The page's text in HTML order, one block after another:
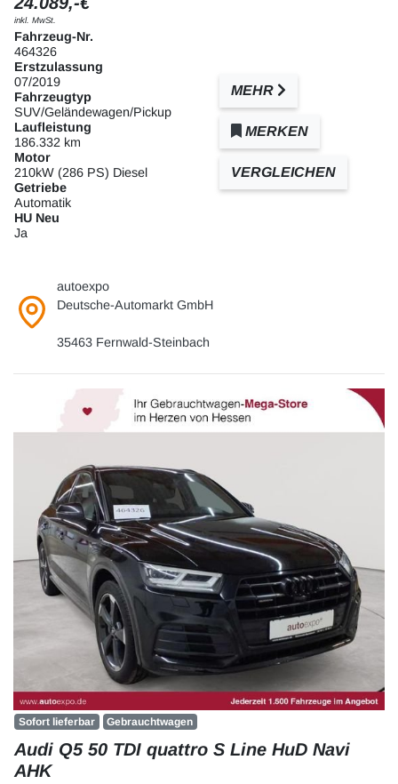
inkl. MwSt.
Fahrzeug-Nr.
464326
Erstzulassung
07/2019
Fahrzeugtyp
SUV/Geländewagen/Pickup
Laufleistung
186.332 km
Motor
210kW (286 PS) Diesel
Getriebe
Automatik
HU Neu
Ja
MEHR
MERKEN
VERGLEICHEN
autoexpo
Deutsche-Automarkt GmbH
35463 Fernwald-Steinbach
Sofort lieferbar Gebrauchtwagen
Audi Q5 50 TDI quattro S Line HuD Navi
AHK